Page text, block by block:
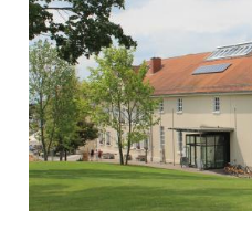
BAUEN & UMWELT
LEBEN IN LORSCH
KULTUR
UNESCO-